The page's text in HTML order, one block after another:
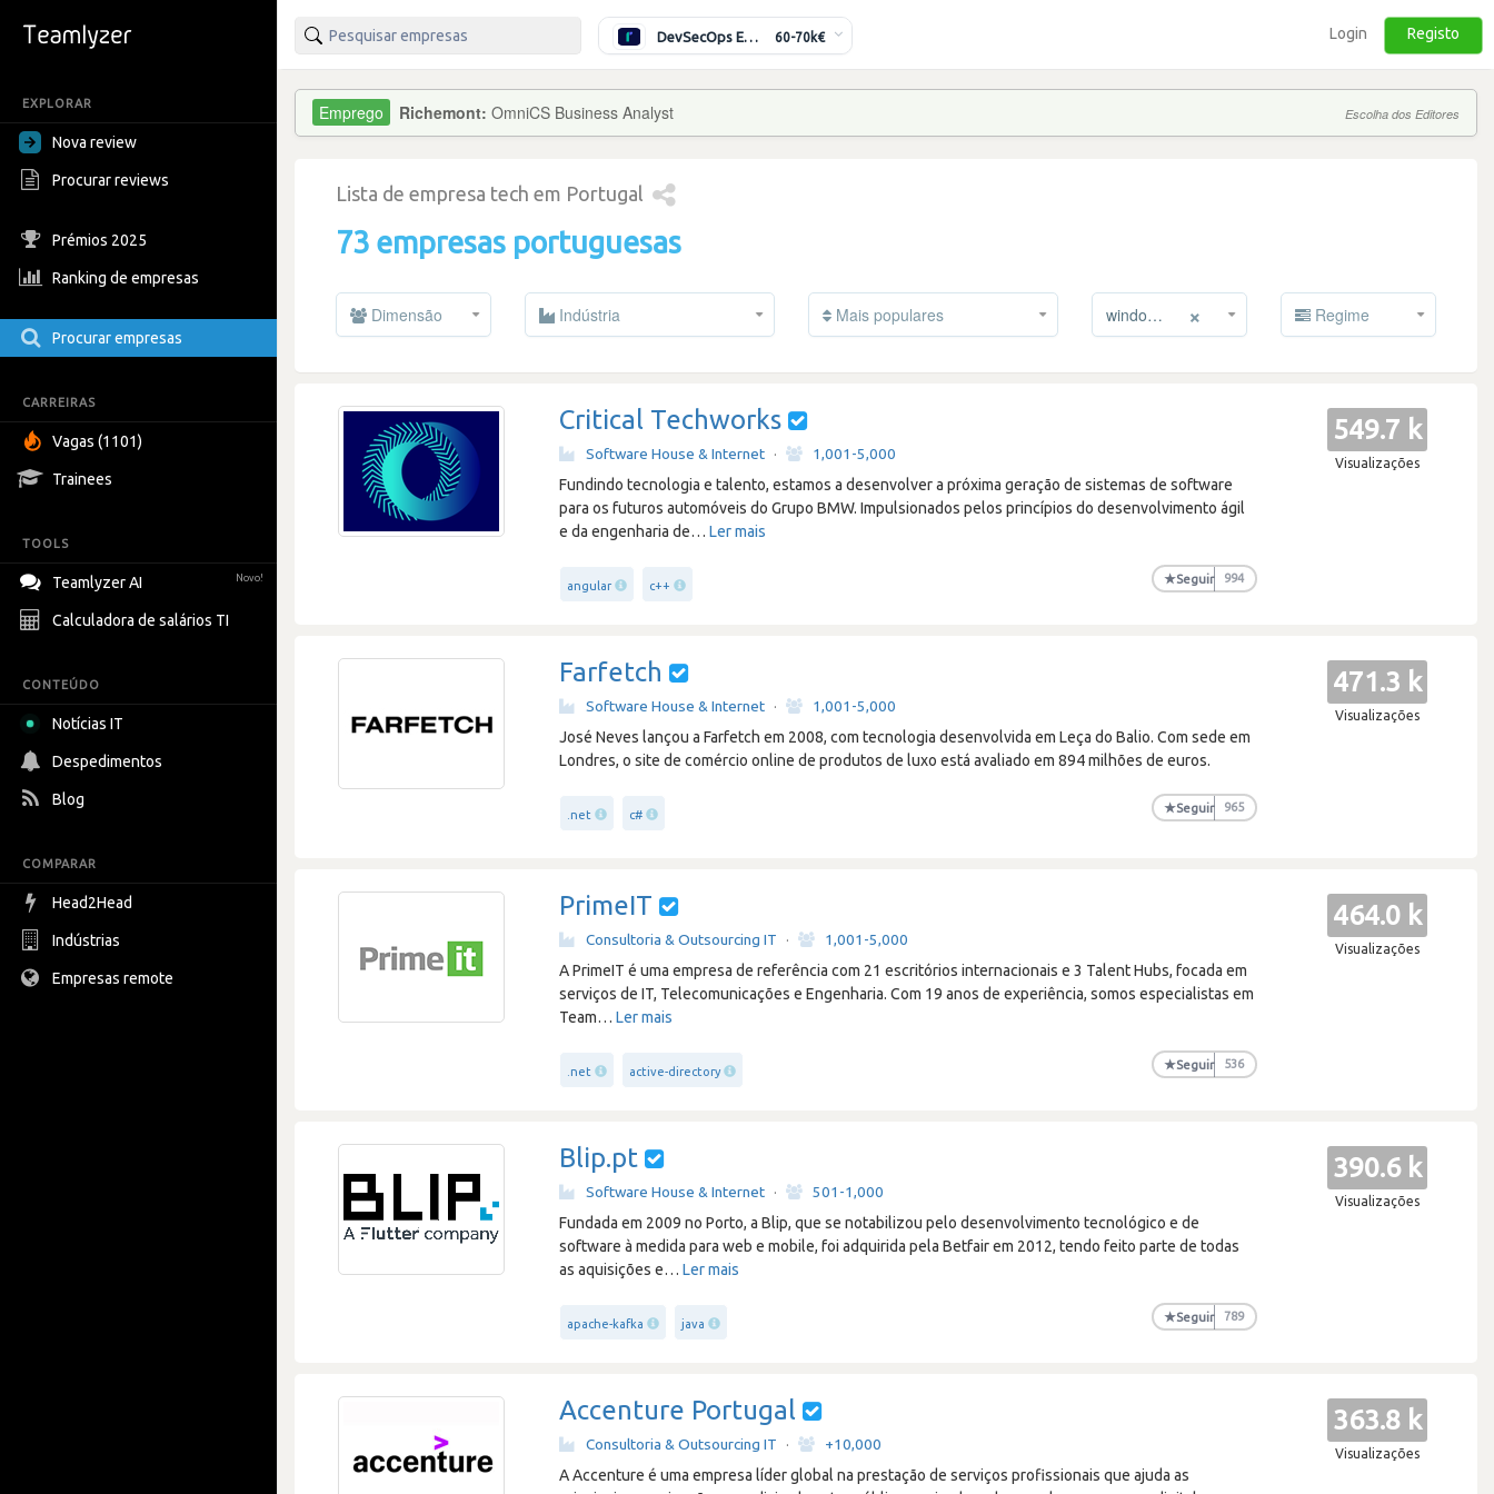
EXPLORAR
Nova review
Procurar reviews
Prémios 2025
Ranking de empresas
Procurar empresas
CARREIRAS
Vagas (1101)
Trainees
TOOLS
Teamlyzer AI Novo!
Calculadora de salários TI
CONTEÚDO
Notícias IT
Despedimentos
Blog
COMPARAR
Head2Head
Indústrias
Empresas remote
DevSecOps Engineer 60-70k€ Login Registo
Richemont: OmniCS Business Analyst Escolha dos Editores
Lista de empresa tech em Portugal
73 empresas portuguesas
Dimensão Indústria Mais populares ×
windows-server Regime
Critical Techworks
Software House & Internet ·
1,001-5,000
Fundindo tecnologia e talento, estamos a desenvolver a próxima geração de sistemas de software
para os futuros automóveis do Grupo BMW. Impulsionados pelos princípios do desenvolvimento ágil
e da engenharia de…Ler mais
angular c++
★Seguir 994
549.7 k
Visualizações
Farfetch
Software House & Internet ·
1,001-5,000
José Neves lançou a Farfetch em 2008, com tecnologia desenvolvida em Leça do Balio. Com sede em
Londres, o site de comércio online de produtos de luxo está avaliado em 894 milhões de euros.
.net c#
★Seguir 965
471.3 k
Visualizações
PrimeIT
Consultoria & Outsourcing IT ·
1,001-5,000
A PrimeIT é uma empresa de referência com 21 escritórios internacionais e 3 Talent Hubs, focada em
serviços de IT, Telecomunicações e Engenharia. Com 19 anos de experiência, somos especialistas em
Team…Ler mais
.net active-directory
★Seguir 536
464.0 k
Visualizações
Blip.pt
Software House & Internet ·
501-1,000
Fundada em 2009 no Porto, a Blip, que se notabilizou pelo desenvolvimento tecnológico e de
software à medida para web e mobile, foi adquirida pela Betfair em 2012, tendo feito parte de todas
as aquisições e…Ler mais
apache-kafka java
★Seguir 789
390.6 k
Visualizações
Accenture Portugal
Consultoria & Outsourcing IT ·
+10,000
A Accenture é uma empresa líder global na prestação de serviços profissionais que ajuda as
363.8 k
Visualizações